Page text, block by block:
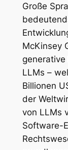
Große
McKinsey
generative
LLMs –
Billionen
der
von LLMs
Software-